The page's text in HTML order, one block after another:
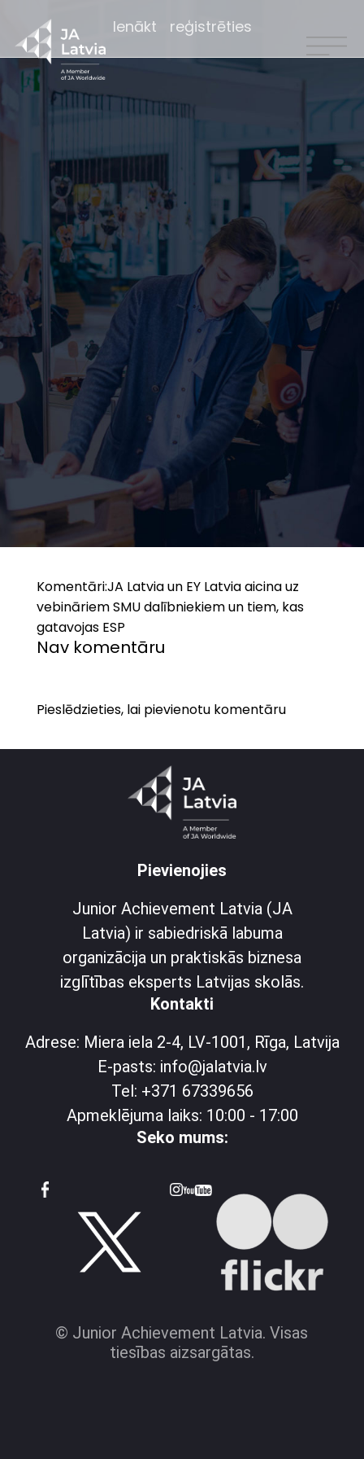
Ienākt reģistrēties
Komentāri:JA Latvia un EY Latvia aicina uz
vebināriem SMU dalībniekiem un tiem, kas
gatavojas ESP
Nav komentāru
Pieslēdzieties, lai pievienotu komentāru
Pievienojies
Junior Achievement Latvia (JA
Latvia) ir sabiedriskā labuma
organizācija un praktiskās biznesa
izglītības eksperts Latvijas skolās.
Kontakti
Adrese: Miera iela 2-4, LV-1001, Rīga, Latvija
E-pasts: info@jalatvia.lv
Tel: +371 67339656
Apmeklējuma laiks: 10:00 - 17:00
Seko mums:
© Junior Achievement Latvia. Visas
tiesības aizsargātas.